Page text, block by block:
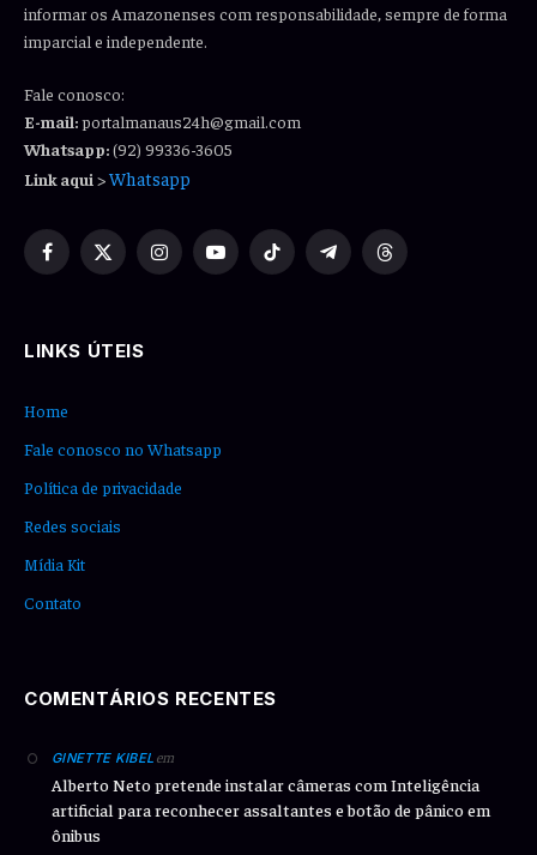
informar os Amazonenses com responsabilidade, sempre de forma
imparcial e independente.
Fale conosco:
E-mail:portalmanaus24h@gmail.com
Whatsapp:(92) 99336-3605
Link aqui >Whatsapp
Facebook
X
InstagramYouTubeTikTok TelegramThreads
LINKS ÚTEIS
Home
Fale conosco no Whatsapp
Política de privacidade
Redes sociais
Mídia Kit
Contato
COMENTÁRIOS RECENTES
GINETTE KIBEL em
Alberto Neto pretende instalar câmeras com Inteligência
artificial para reconhecer assaltantes e botão de pânico em
ônibus